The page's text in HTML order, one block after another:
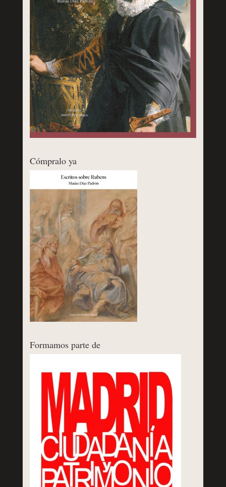
Cómpralo ya
Formamos parte de